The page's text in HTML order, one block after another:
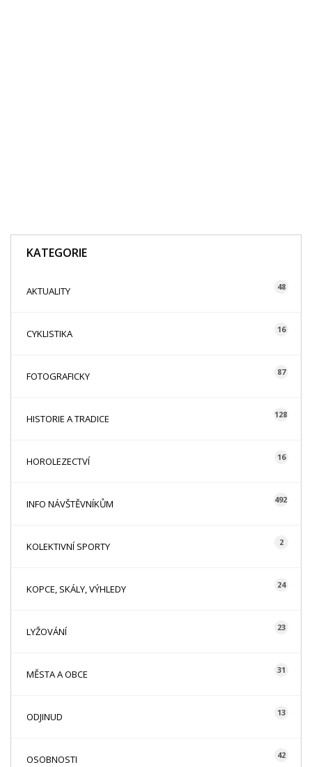
KATEGORIE
AKTUALITY 48
CYKLISTIKA 16
FOTOGRAFICKY 87
HISTORIE A TRADICE 128
HOROLEZECTVÍ 16
INFO NÁVŠTĚVNÍKŮM 492
KOLEKTIVNÍ SPORTY 2
KOPCE, SKÁLY, VÝHLEDY 24
LYŽOVÁNÍ 23
MĚSTA A OBCE 31
ODJINUD 13
OSOBNOSTI 42